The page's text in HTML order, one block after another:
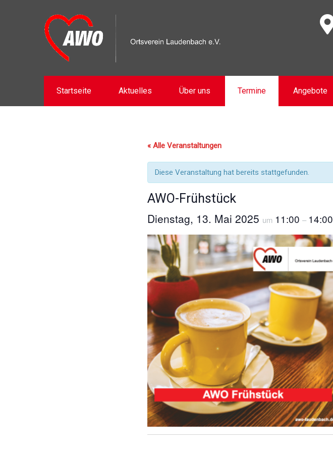
Startseite Aktuelles Über uns Termine Angebote
« Alle Veranstaltungen
Diese Veranstaltung hat bereits stattgefunden.
AWO-Frühstück
Dienstag, 13. Mai 2025 um 11:00 – 14:00